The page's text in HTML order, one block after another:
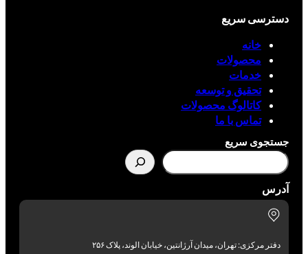
دسترسی سریع
خانه
محصولات
خدمات
تحقیق و توسعه
کاتالوگ محصولات
تماس با ما
جستجوی سریع
آدرس
دفتر مرکزی: تهران، میدان آرژانتین، خیابان الوند، پلاک ۲۵۶